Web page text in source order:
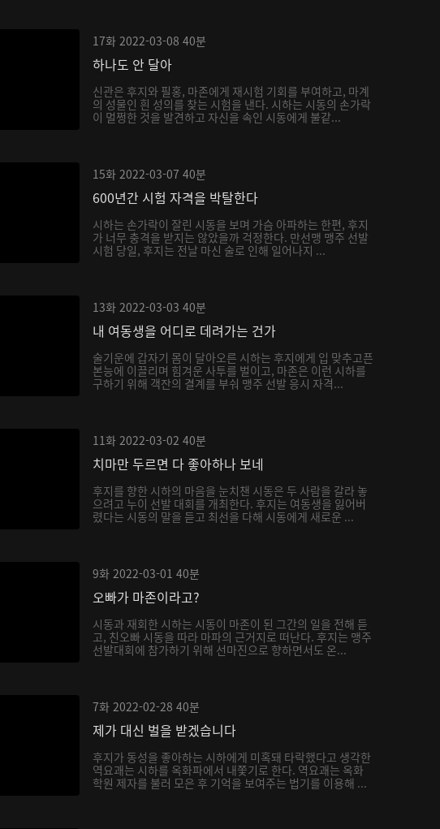
17화 2022-03-08 40분
하나도 안 달아
신관은 후지와 필홍, 마존에게 재시험 기회를 부여하고, 마계
의 성물인 흰 성의를 찾는 시험을 낸다. 시하는 시동의 손가락
이 멀쩡한 것을 발견하고 자신을 속인 시동에게 불같...
15화 2022-03-07 40분
600년간 시험 자격을 박탈한다
시하는 손가락이 잘린 시동을 보며 가슴 아파하는 한편, 후지
가 너무 충격을 받지는 않았을까 걱정한다. 만선맹 맹주 선발
시험 당일, 후지는 전날 마신 술로 인해 일어나지 ...
13화 2022-03-03 40분
내 여동생을 어디로 데려가는 건가
술기운에 갑자기 몸이 달아오른 시하는 후지에게 입 맞추고픈
본능에 이끌리며 힘겨운 사투를 벌이고, 마존은 이런 시하를
구하기 위해 객잔의 결계를 부숴 맹주 선발 응시 자격...
11화 2022-03-02 40분
치마만 두르면 다 좋아하나 보네
후지를 향한 시하의 마음을 눈치챈 시동은 두 사람을 갈라 놓
으려고 누이 선발 대회를 개최한다. 후지는 여동생을 잃어버
렸다는 시동의 말을 듣고 최선을 다해 시동에게 새로운 ...
9화 2022-03-01 40분
오빠가 마존이라고?
시동과 재회한 시하는 시동이 마존이 된 그간의 일을 전해 듣
고, 친오빠 시동을 따라 마파의 근거지로 떠난다. 후지는 맹주
선발대회에 참가하기 위해 선마진으로 향하면서도 온...
7화 2022-02-28 40분
제가 대신 벌을 받겠습니다
후지가 동성을 좋아하는 시하에게 미혹돼 타락했다고 생각한
역요괘는 시하를 옥화파에서 내쫓기로 한다. 역요괘는 옥화
학원 제자를 불러 모은 후 기억을 보여주는 법기를 이용해 ...